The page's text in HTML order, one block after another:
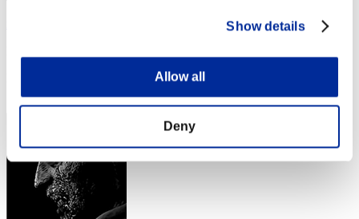
Show details
Allow all
Deny